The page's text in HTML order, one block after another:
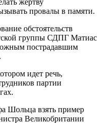
провалы в памяти.
обстоятельств
группы СДПГ Матиас
пострадавшим
идет речь,
партии
Шольца взять пример
Великобритании